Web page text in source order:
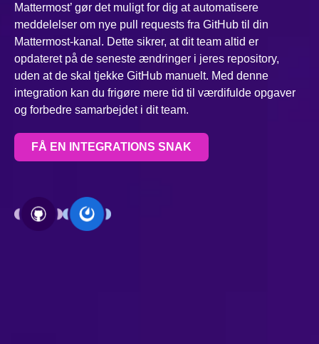
Mattermost’ gør det muligt for dig at automatisere
meddelelser om nye pull requests fra GitHub til din
Mattermost-kanal. Dette sikrer, at dit team altid er
opdateret på de seneste ændringer i jeres repository,
uden at de skal tjekke GitHub manuelt. Med denne
integration kan du frigøre mere tid til værdifulde opgaver
og forbedre samarbejdet i dit team.
FÅ EN INTEGRATIONS SNAK